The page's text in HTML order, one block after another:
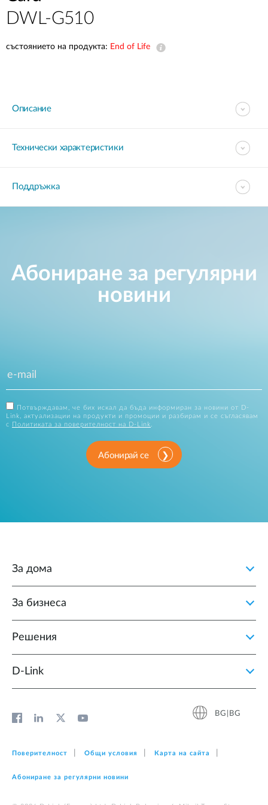
DWL-G510
състоянието на продукта: End of Life
Описание
Технически характеристики
Поддръжка
Абониране за регулярни
новини
Потвърждавам, че бих искал да бъда информиран за новини от D-
Link, актуализации на продукти и промоции и разбирам и се съгласявам
с
Политиката за поверителност на D-Link
Абонирай се
За дома
За бизнеса
Решения
D‑Link
BG|BG
Поверителност Общи условия Карта на сайта
Абониране за регулярни новини